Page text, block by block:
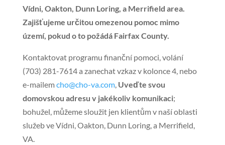
Vídni, Oakton, Dunn Loring, a Merrifield area.
Zajišťujeme určitou omezenou pomoc mimo
území, pokud o to požádá Fairfax County.
Kontaktovat programu finanční pomoci, volání
(703) 281-7614 a zanechat vzkaz v kolonce 4, nebo
e-mailemcho@cho-va.com, Uveďte svou
domovskou adresu v jakékoliv komunikaci;
bohužel, můžeme sloužit jen klientům v naší oblasti
služeb ve Vídni, Oakton, Dunn Loring, a Merrifield,
VA.